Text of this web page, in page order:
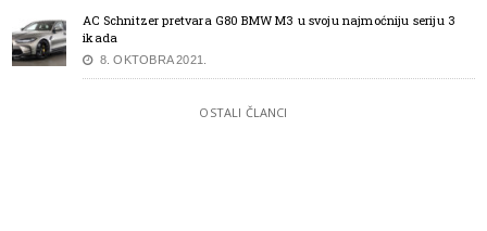
AC Schnitzer pretvara G80 BMW M3 u svoju najmoćniju seriju 3
ikada
8. OKTOBRA 2021.
OSTALI ČLANCI